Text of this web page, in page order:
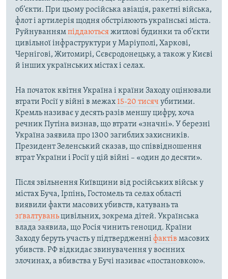
об’єкти. При цьому російська авіація, ракетні війська,
флот і артилерія щодня обстрілюють українські міста.
Руйнуваннямпіддаютьсяжитлові будинки та об’єкти
цивільної інфраструктури у Маріуполі, Харкові,
Чернігові, Житомирі, Сєвєродонецьку, а також у Києві
й інших українських містах і селах.
На початок квітня Україна і країни Заходу оцінювали
втрати Росії у війні в межах 15-20 тисяч убитими.
Кремль називає у десять разів меншу цифру, хоча
речник Путіна визнав, що втрати «значні». У березні
Україна заявила про 1300 загиблих захисників.
Президент Зеленський сказав, що співвідношення
втрат України і Росії у цій війні – «один до десяти».
Після звільнення Київщини від російських військ у
містах Буча, Ірпінь, Гостомель та селах області
виявили факти масових убивств, катувань та
зґвалтуваньцивільних, зокрема дітей. Українська
влада заявила, що Росія чинить геноцид. Країни
Заходу беруть участь у підтвердженні фактів масових
убивств. РФ відкидає звинувачення у воєнних
злочинах, а вбивства у Бучі називає «постановкою».